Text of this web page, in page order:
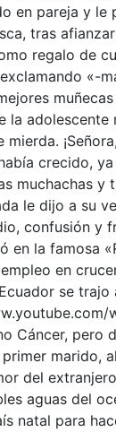
en pareja y le
tras
regalo de
«-
la
mierda.
crecido,
muchachas y
le dijo a su
confusión y
en la famosa
en
se
Cáncer, pero
marido,
del
aguas del
natal para